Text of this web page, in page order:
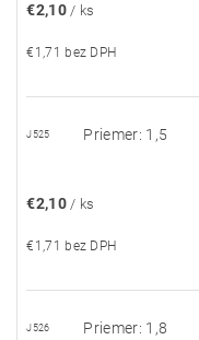
€2,10 / ks
€1,71 bez DPH
J525 Priemer: 1,5
€2,10 / ks
€1,71 bez DPH
J526 Priemer: 1,8